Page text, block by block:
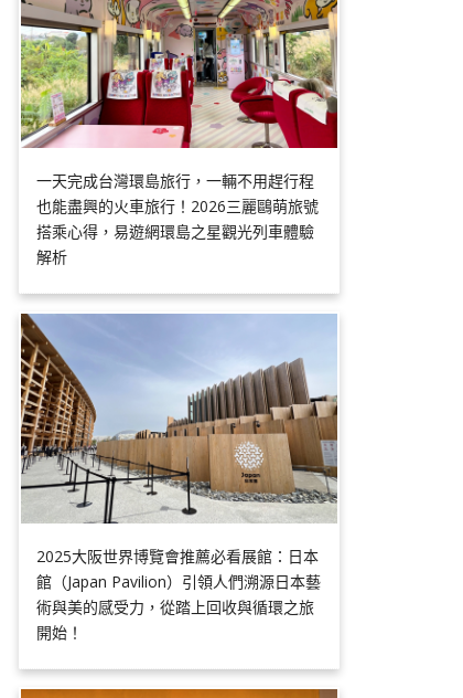
一天完成台灣環島旅行，一輛不用趕行程
也能盡興的火車旅行！2026三麗鷗萌旅號
搭乘心得，易遊網環島之星觀光列車體驗
解析
2025大阪世界博覽會推薦必看展館：日本
館（Japan Pavilion）引領人們溯源日本藝
術與美的感受力，從踏上回收與循環之旅
開始！